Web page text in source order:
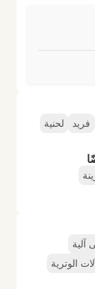
فريد
لحنية
آلية
الوترية